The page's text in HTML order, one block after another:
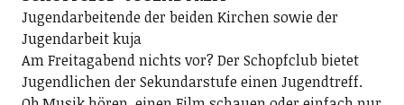
Jugendarbeitende der beiden Kirchen sowie der
Jugendarbeit kuja
Am Freitagabend nichts vor? Der Schopfclub bietet
Jugendlichen der Sekundarstufe einen Jugendtreff.